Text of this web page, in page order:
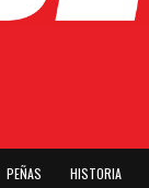
PEÑAS HISTORIA